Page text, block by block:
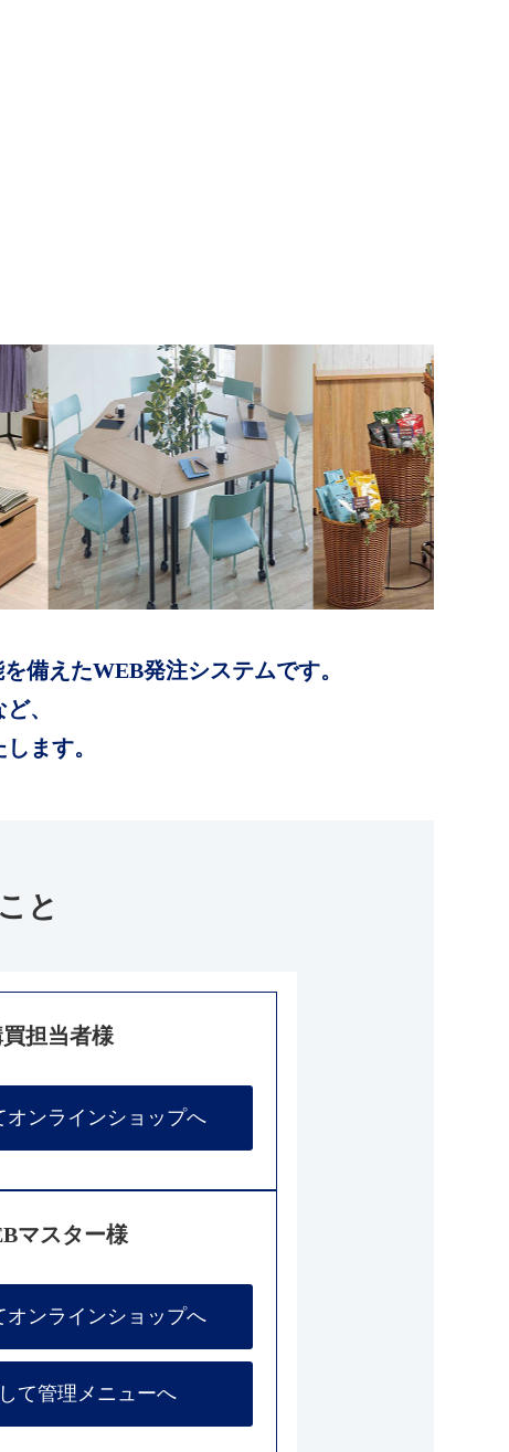
備えたWEB発注システムです。
、
ます。
と
担当者様
オンラインショップへ
マスター様
オンラインショップへ
て管理メニューへ